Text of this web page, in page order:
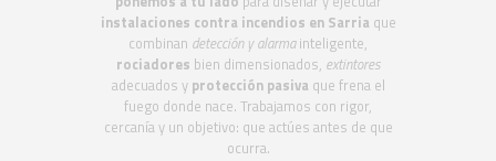
instalaciones contra incendios en Sarria que
combinan detección y alarmainteligente,
rociadores bien dimensionados, extintores
adecuados y protección pasiva que frena el
fuego donde nace. Trabajamos con rigor,
cercanía y un objetivo: que actúes antes de que
ocurra.